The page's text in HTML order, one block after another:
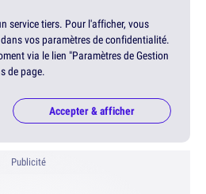
service tiers. Pour l'afficher, vous
vos paramètres de confidentialité.
via le lien "Paramètres de Gestion
de page.
Accepter & afficher
Publicité